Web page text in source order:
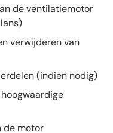
de ventilatiemotor
verwijderen van
(indien nodig)
de motor